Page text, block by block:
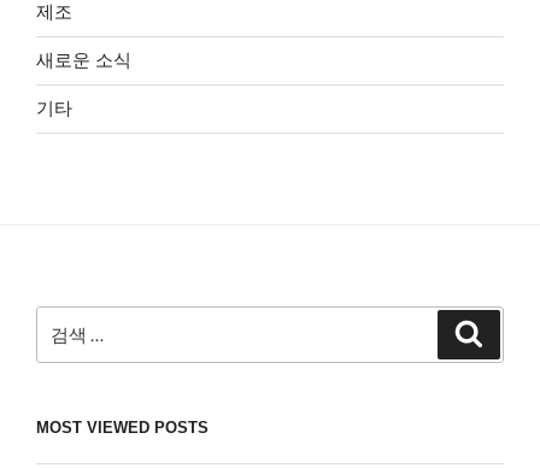
제조
새로운 소식
기타
색:
MOST VIEWED POSTS